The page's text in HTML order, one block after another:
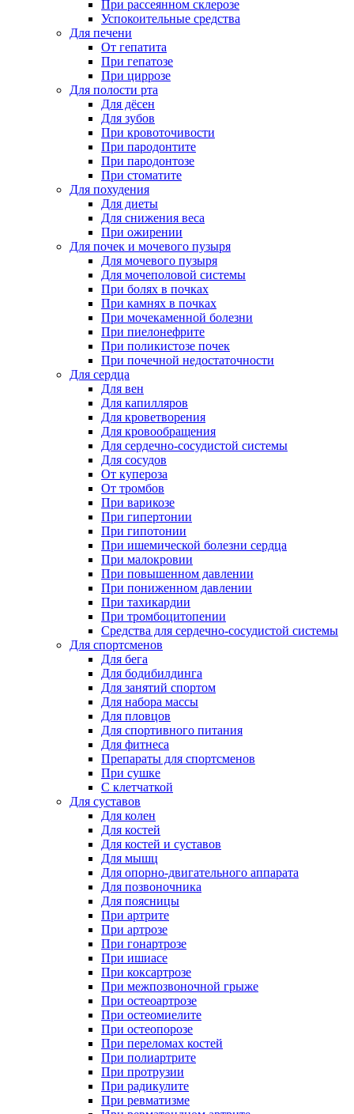
При рассеянном склерозе
Успокоительные средства
Для печени
От гепатита
При гепатозе
При циррозе
Для полости рта
Для дёсен
Для зубов
При кровоточивости
При пародонтите
При пародонтозе
При стоматите
Для похудения
Для диеты
Для снижения веса
При ожирении
Для почек и мочевого пузыря
Для мочевого пузыря
Для мочеполовой системы
При болях в почках
При камнях в почках
При мочекаменной болезни
При пиелонефрите
При поликистозе почек
При почечной недостаточности
Для сердца
Для вен
Для капилляров
Для кроветворения
Для кровообращения
Для сердечно-сосудистой системы
Для сосудов
От купероза
От тромбов
При варикозе
При гипертонии
При гипотонии
При ишемической болезни сердца
При малокровии
При повышенном давлении
При пониженном давлении
При тахикардии
При тромбоцитопении
Средства для сердечно-сосудистой системы
Для спортсменов
Для бега
Для бодибилдинга
Для занятий спортом
Для набора массы
Для пловцов
Для спортивного питания
Для фитнеса
Препараты для спортсменов
При сушке
С клетчаткой
Для суставов
Для колен
Для костей
Для костей и суставов
Для мышц
Для опорно-двигательного аппарата
Для позвоночника
Для поясницы
При артрите
При артрозе
При гонартрозе
При ишиасе
При коксартрозе
При межпозвоночной грыже
При остеоартрозе
При остеомиелите
При остеопорозе
При переломах костей
При полиартрите
При протрузии
При радикулите
При ревматизме